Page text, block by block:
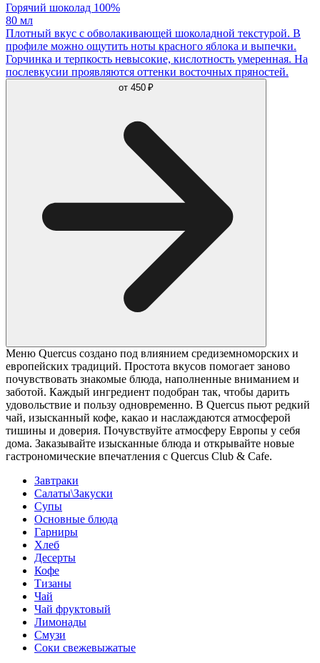
Горячий шоколад 100%
80 мл
Плотный вкус с обволакивающей шоколадной текстурой. В
профиле можно ощутить ноты красного яблока и выпечки.
Горчинка и терпкость невысокие, кислотность умеренная. На
послевкусии проявляются оттенки восточных пряностей.
от 450 ₽
Меню Quercus создано под влиянием средиземноморских и
европейских традиций. Простота вкусов помогает заново
почувствовать знакомые блюда, наполненные вниманием и
заботой. Каждый ингредиент подобран так, чтобы дарить
удовольствие и пользу одновременно. В Quercus пьют редкий
чай, изысканный кофе, какао и наслаждаются атмосферой
тишины и доверия. Почувствуйте атмосферу Европы у себя
дома. Заказывайте изысканные блюда и открывайте новые
гастрономические впечатления с Quercus Club & Cafe.
Завтраки
Салаты\Закуски
Супы
Основные блюда
Гарниры
Хлеб
Десерты
Кофе
Тизаны
Чай
Чай фруктовый
Лимонады
Смузи
Соки свежевыжатые